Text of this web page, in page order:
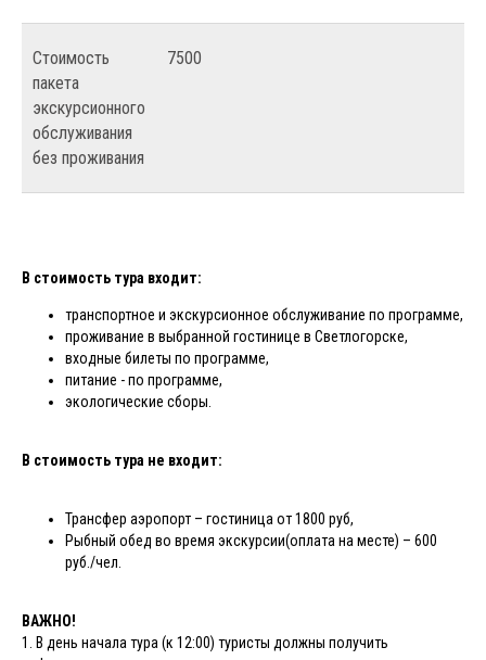
Стоимость
пакета
экскурсионного
обслуживания
без проживания
7500
В стоимость тура входит:
транспортное и экскурсионное обслуживание по программе,
проживание в выбранной гостинице в Светлогорске,
входные билеты по программе,
питание - по программе,
экологические сборы.
В стоимость тура не входит:
Трансфер аэропорт – гостиница от 1800 руб,
Рыбный обед во время экскурсии(оплата на месте) – 600
руб./чел.
ВАЖНО!
1. В день начала тура (к 12:00) туристы должны получить